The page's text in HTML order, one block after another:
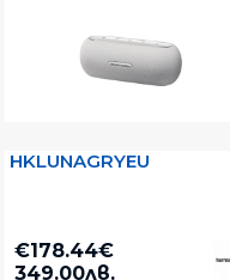
HKLUNAGRYEU
€178.44€
349.00лв.